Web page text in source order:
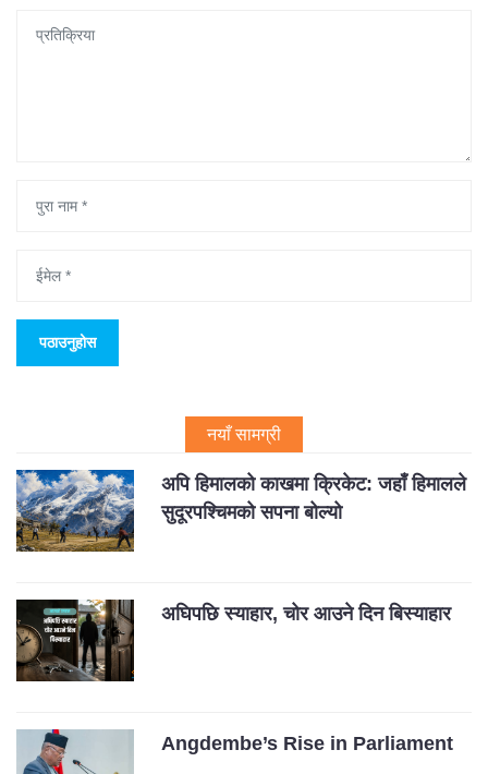
नयाँ सामग्री
अपि हिमालको काखमा क्रिकेट: जहाँ हिमालले
सुदूरपश्चिमको सपना बोल्यो
अघिपछि स्याहार, चोर आउने दिन बिस्याहार
Angdembe’s Rise in Parliament